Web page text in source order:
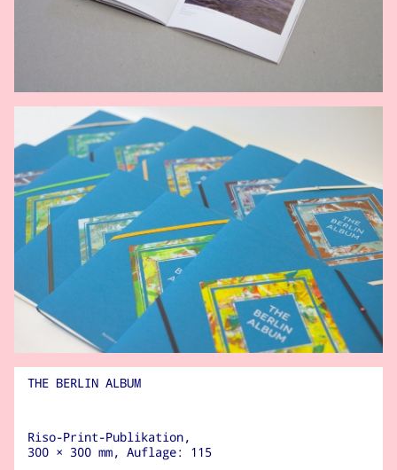
THE BERLIN ALBUM
Riso-Print-Publikation,
300 × 300 mm, Auflage: 115